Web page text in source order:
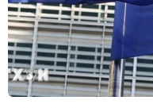
08/08/2026 07:10
Điện Biên từng bước
trường tín chỉ